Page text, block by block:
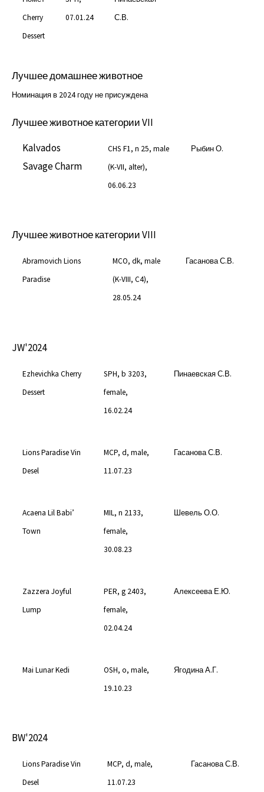
Cherry
Dessert
07.01.24
С.В.
Лучшее домашнее животное
Номинация в 2024 году не присуждена
Лучшее животное категории VII
Kalvados
Savage Charm
CHS F1, n 25, male
(K-VII, alter),
06.06.23
Рыбин О.
Лучшее животное категории VIII
Abramovich Lions
Paradise
MCO, dk, male
(K-VIII, C4),
28.05.24
Гасанова С.В.
JW'2024
Ezhevichka Cherry
Dessert
SPH, b 3203,
female,
16.02.24
Пинаевская С.В.
Lions Paradise Vin
Desel
MCP, d, male,
11.07.23
Гасанова С.В.
Acaena Lil Babi’
Town
MIL, n 2133,
female,
30.08.23
Шевель О.О.
Zazzera Joyful
Lump
PER, g 2403,
female,
02.04.24
Алексеева Е.Ю.
Mai Lunar Kedi
OSH, o, male,
19.10.23
Ягодина А.Г.
BW'2024
Lions Paradise Vin
Desel
MCP, d, male,
11.07.23
Гасанова С.В.